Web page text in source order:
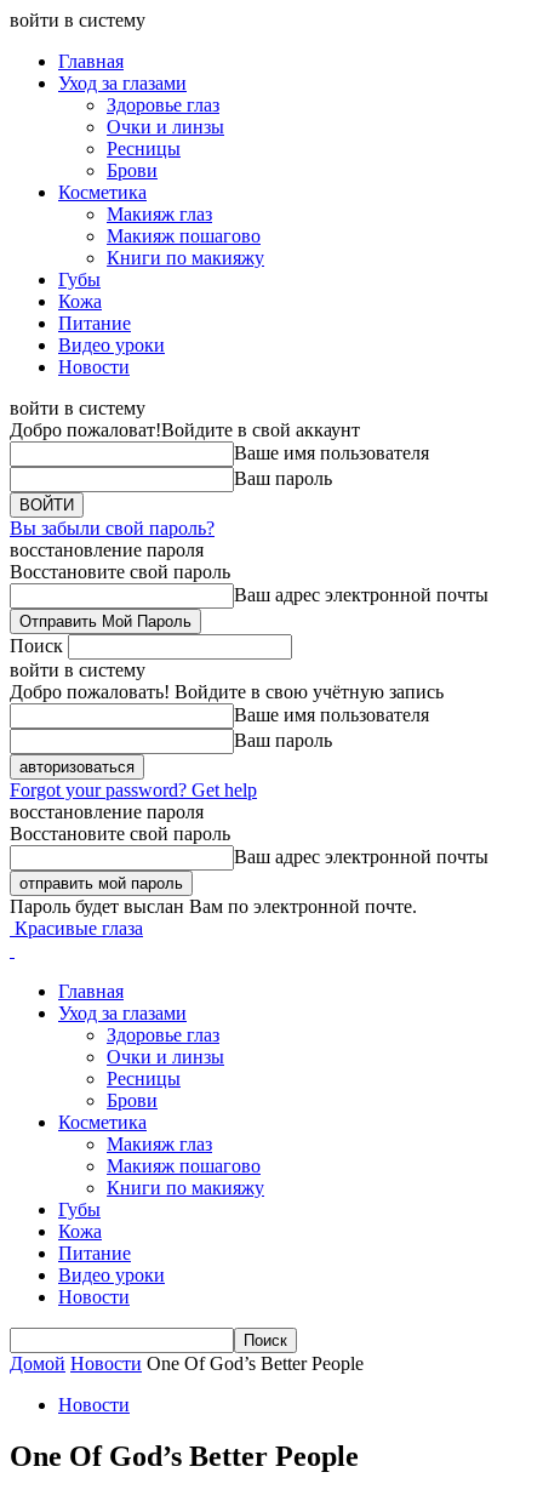
войти в систему
Главная
Уход за глазами
Здоровье глаз
Очки и линзы
Ресницы
Брови
Косметика
Макияж глаз
Макияж пошагово
Книги по макияжу
Губы
Кожа
Питание
Видео уроки
Новости
войти в систему
Добро пожаловат!Войдите в свой аккаунт
Ваше имя пользователя
Ваш пароль
Вы забыли свой пароль?
восстановление пароля
Восстановите свой пароль
Ваш адрес электронной почты
Поиск
войти в систему
Добро пожаловать! Войдите в свою учётную запись
Ваше имя пользователя
Ваш пароль
Forgot your password? Get help
восстановление пароля
Восстановите свой пароль
Ваш адрес электронной почты
Пароль будет выслан Вам по электронной почте.
Красивые глаза
Главная
Уход за глазами
Здоровье глаз
Очки и линзы
Ресницы
Брови
Косметика
Макияж глаз
Макияж пошагово
Книги по макияжу
Губы
Кожа
Питание
Видео уроки
Новости
Домой Новости One Of God’s Better People
Новости
One Of God’s Better People